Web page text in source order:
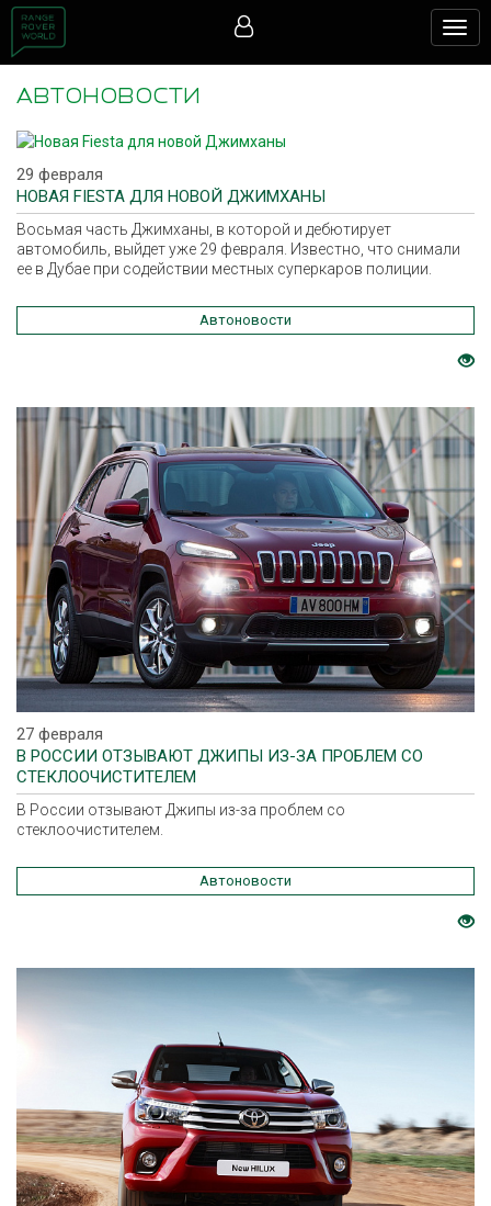
АВТОНОВОСТИ
29 февраля
НОВАЯ FIESTA ДЛЯ НОВОЙ ДЖИМХАНЫ
Восьмая часть Джимханы, в которой и дебютирует
автомобиль, выйдет уже 29 февраля. Известно, что снимали
ее в Дубае при содействии местных суперкаров полиции.
Автоновости
27 февраля
В РОССИИ ОТЗЫВАЮТ ДЖИПЫ ИЗ-ЗА ПРОБЛЕМ СО
СТЕКЛООЧИСТИТЕЛЕМ
В России отзывают Джипы из-за проблем со
стеклоочистителем.
Автоновости